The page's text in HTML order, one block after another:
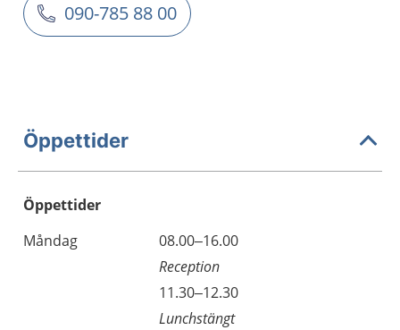
090-785 88 00
Öppettider
Öppettider
Dag
Öppettider
Kommentarer
Måndag
08.00–16.00
Reception
11.30–12.30
Lunchstängt